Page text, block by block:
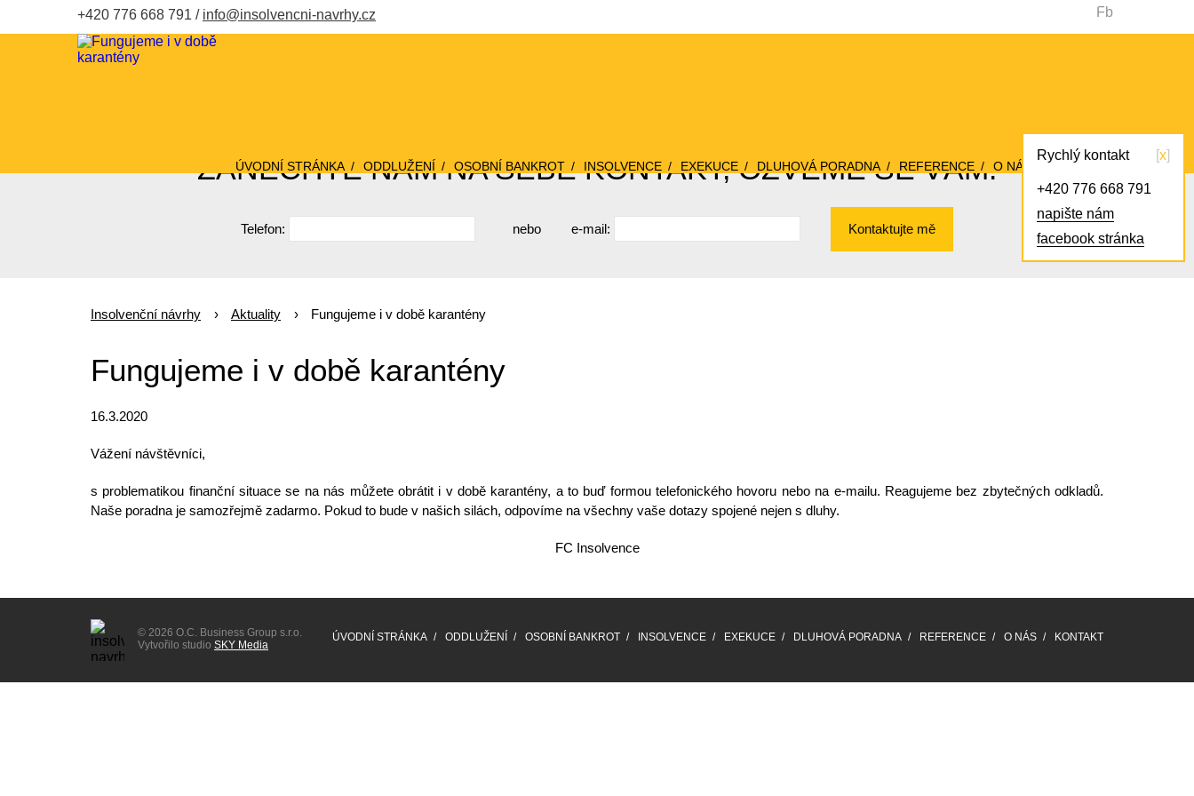
+420 776 668 791 info@insolvencni-navrhy.cz Fb
ÚVODNÍ STRÁNKA ODDLUŽENÍ OSOBNÍ BANKROT INSOLVENCE EXEKUCE DLUHOVÁ PORADNA REFERENCE O NÁS KONTAKT
ZANECHTE NÁM NA SEBE KONTAKT, OZVEME SE VÁM!
Telefon: nebo e-mail: Kontaktujte mě
Insolvenční návrhy Aktuality Fungujeme i v době karantény
Fungujeme i v době karantény
16.3.2020
Vážení návštěvníci,
s problematikou finanční situace se na nás můžete obrátit i v době karantény, a to buď formou telefonického hovoru nebo na e-mailu. Reagujeme bez zbytečných odkladů.
Naše poradna je samozřejmě zadarmo. Pokud to bude v našich silách, odpovíme na všechny vaše dotazy spojené nejen s dluhy.
FC Insolvence
Rychlý kontakt x
+420 776 668 791
napište nám
facebook stránka
© 2026 O.C. Business Group s.r.o.
Vytvořilo studio SKY Media
ÚVODNÍ STRÁNKA ODDLUŽENÍ OSOBNÍ BANKROT INSOLVENCE EXEKUCE DLUHOVÁ PORADNA REFERENCE O NÁS KONTAKT